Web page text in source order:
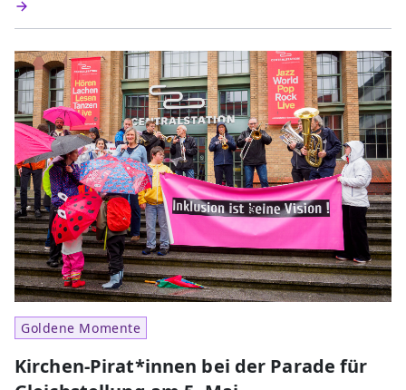
Goldene Momente
Kirchen-Pirat*innen bei der Parade für